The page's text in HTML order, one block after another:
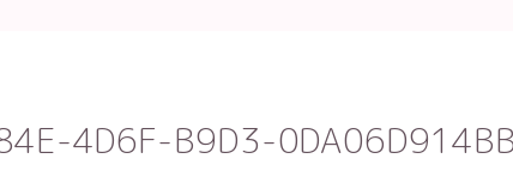
4D6F-B9D3-